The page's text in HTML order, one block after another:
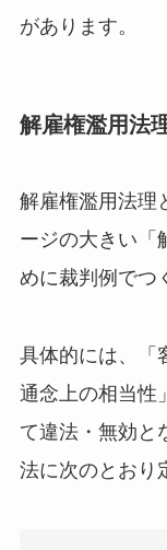
があります。
解雇権濫用法
解雇権濫用法理
ージの大きい「
めに裁判例でつ
具体的には、「
通念上の相当性
て違法・無効と
法に次のとおり